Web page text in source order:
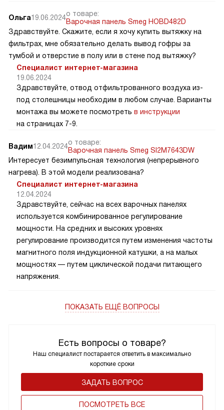
Есть вопросы о товаре?
Наш специалист постарается ответить в максимально
короткие сроки
ЗАДАТЬ ВОПРОС
ПОCМОТРЕТЬ ВСЕ
Ольга19.06.2024о товаре:
Варочная панель Smeg HOBD482D
Здравствуйте. Скажите, если я хочу купить вытяжку на
фильтрах, мне обязательно делать вывод гофры за
тумбой и отверстие в полу или в стене под вытяжку?
Специалист интернет-магазина
19.06.2024
Здравствуйте, отвод отфильтрованного воздуха из-
под столешницы необходим в любом случае. Варианты
монтажа вы можете посмотреть в инструкции
на страницах 7-9.
Вадим12.04.2024о товаре:
Варочная панель Smeg SI2M7643DW
Интересует безимпульсная технология (непрерывного
нагрева). В этой модели реализована?
Специалист интернет-магазина
12.04.2024
Здравствуйте, сейчас на всех варочных панелях
используется комбинированное регулирование
мощности. На средних и высоких уровнях
регулирование производится путем изменения частоты
магнитного поля индукционной катушки, а на малых
мощностях — путем циклической подачи питающего
напряжения.
ПОКАЗАТЬ ЕЩЁ ВОПРОСЫ